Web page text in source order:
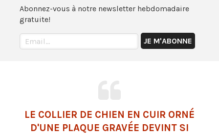
Abonnez-vous à notre newsletter hebdomadaire
gratuite!
LE COLLIER DE CHIEN EN CUIR ORNÉ
D'UNE PLAQUE GRAVÉE DEVINT SI